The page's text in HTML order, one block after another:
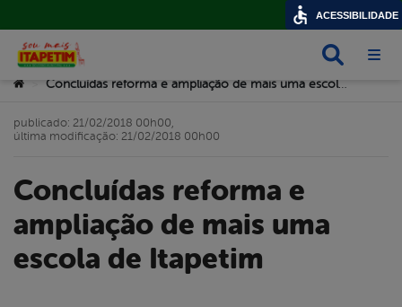
Você está aqui: Concluídas reforma e ampliação de mais uma escola de Itapetim
Concluídas reforma e
ampliação de mais uma
escola de Itapetim
publicado: 21/02/2018 00h00,
última modificação: 21/02/2018 00h00
ACESSIBILIDADE